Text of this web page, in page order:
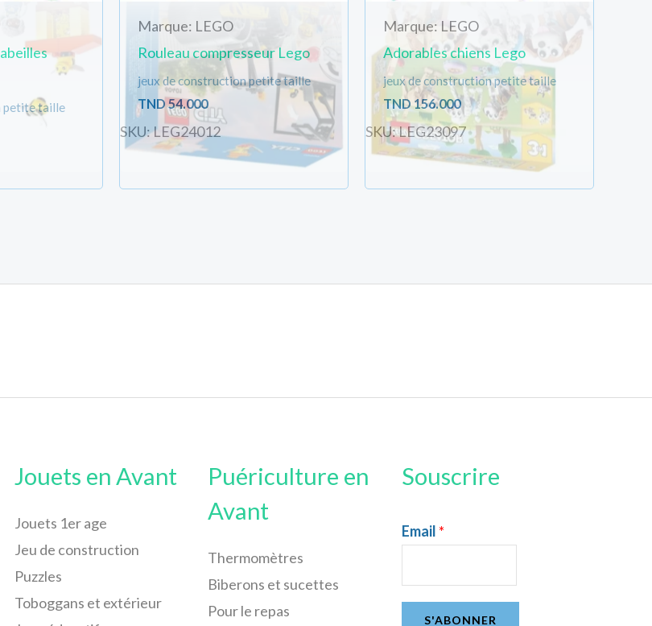
petite taille
Marque: LEGO
Rouleau compresseur Lego
jeux de construction petite taille
TND54.000
SKU: LEG24012
Marque: LEGO
Adorables chiens Lego
jeux de construction petite taille
TND156.000
SKU: LEG23097
Jouets en Avant
Jouets 1er age
Jeu de construction
Puzzles
Toboggans et extérieur
Puériculture en
Avant
Thermomètres
Biberons et sucettes
Pour le repas
Souscrire
Email *
S'ABONNER